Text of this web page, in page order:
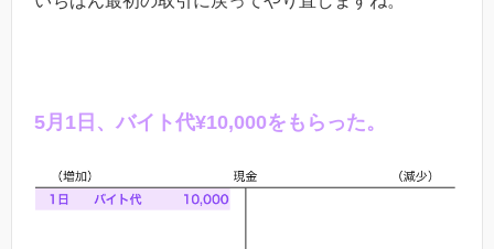
5月 1 日、バイト代¥10,000をもらった。